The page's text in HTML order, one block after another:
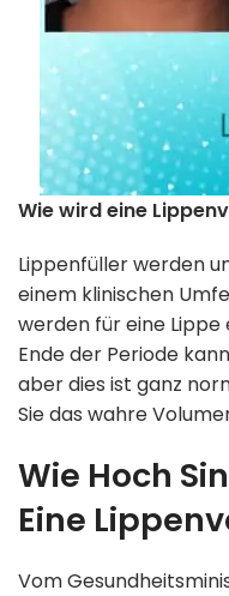
Wie wird eine
Lippenfüller werden
einem klinischen
werden für eine
Ende der Periode
aber dies ist ganz
Sie das wahre
Wie Hoch
Eine
Vom